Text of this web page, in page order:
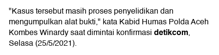
"Kasus tersebut masih proses penyelidikan dan
mengumpulkan alat bukti," kata Kabid Humas Polda Aceh
Kombes Winardy saat dimintai konfirmasidetikcom,
Selasa (25/5/2021).